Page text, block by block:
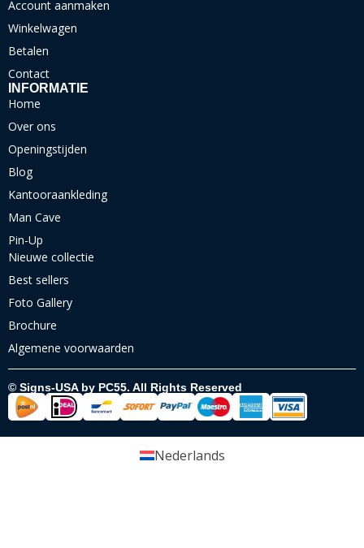
Account aanmaken
Winkelwagen
Betalen
Contact
INFORMATIE
Home
Over ons
Openingstijden
Blog
Kantooraankleding
Man Cave
Pin-Up
Nieuwe collectie
Best sellers
Foto Gallery
Brochure
Algemene voorwaarden
© Signs-USA by PC55. All Rights Reserved
Nederlands